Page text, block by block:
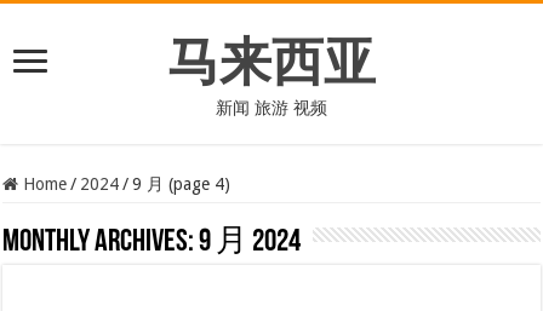
马来西亚
新闻 旅游 视频
Home / 2024 / 9 月 (page 4)
Monthly Archives:9 月 2024